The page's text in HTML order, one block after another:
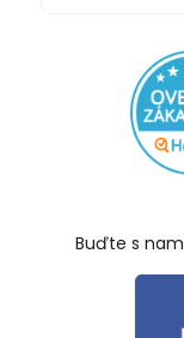
Buďte s